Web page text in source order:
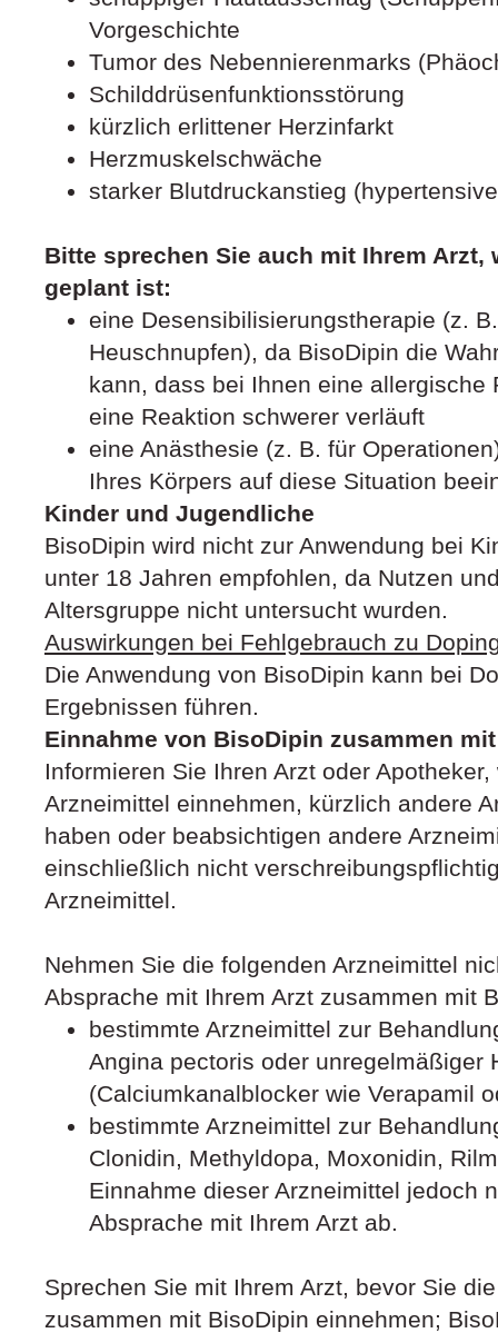
Vorgeschichte
Tumor des Nebennierenmarks
Schilddrüsenfunktionsstörung
kürzlich erlittener Herzinfarkt
Herzmuskelschwäche
starker Blutdruckanstieg
Bitte sprechen Sie auch mit Ihrem Arzt,
geplant ist:
eine Desensibilisierungstherapie (z.
Heuschnupfen), da BisoDipin die
kann, dass bei Ihnen eine allergische
eine Reaktion schwerer verläuft
eine Anästhesie (z. B. für
Ihres Körpers auf diese Situation
Kinder und Jugendliche
BisoDipin wird nicht zur Anwendung bei
unter 18 Jahren empfohlen, da Nutzen
Altersgruppe nicht untersucht wurden.
Auswirkungen bei Fehlgebrauch zu
Die Anwendung von BisoDipin kann bei
Ergebnissen führen.
Einnahme von BisoDipin zusammen
Informieren Sie Ihren Arzt oder
Arzneimittel einnehmen, kürzlich andere
haben oder beabsichtigen andere
einschließlich nicht
Arzneimittel.
Nehmen Sie die folgenden Arzneimittel
Absprache mit Ihrem Arzt zusammen mit
bestimmte Arzneimittel zur
Angina pectoris oder unregelmäßiger
(Calciumkanalblocker wie Verapamil
bestimmte Arzneimittel zur
Clonidin, Methyldopa, Moxonidin,
Einnahme dieser Arzneimittel jedoch
Absprache mit Ihrem Arzt ab.
Sprechen Sie mit Ihrem Arzt, bevor Sie
zusammen mit BisoDipin einnehmen;